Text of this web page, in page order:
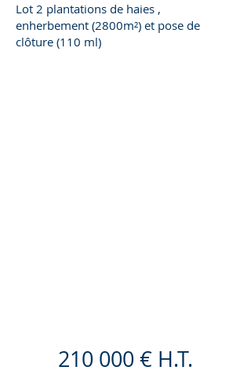
Lot 2 plantations de haies ,
enherbement (2800m²) et pose de
clôture (110 ml)
210 000 € H.T.